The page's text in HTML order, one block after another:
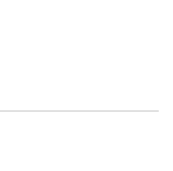
Akademia Marynarki Wojennej im. Bohaterów Westerplatte w Gdyni